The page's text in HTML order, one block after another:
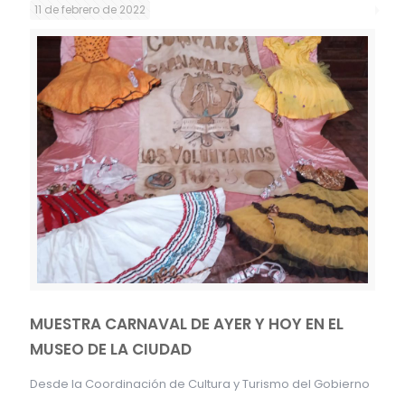
11 de febrero de 2022
MUESTRA CARNAVAL DE AYER Y HOY EN EL
MUSEO DE LA CIUDAD
Desde la Coordinación de Cultura y Turismo del Gobierno